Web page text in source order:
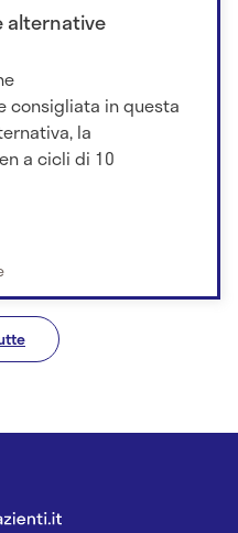
alternative
consigliata in questa
la
a cicli di 10